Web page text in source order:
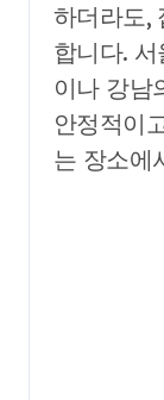
하더라도,
합니다.
이나 강남
안정적이
는 장소에